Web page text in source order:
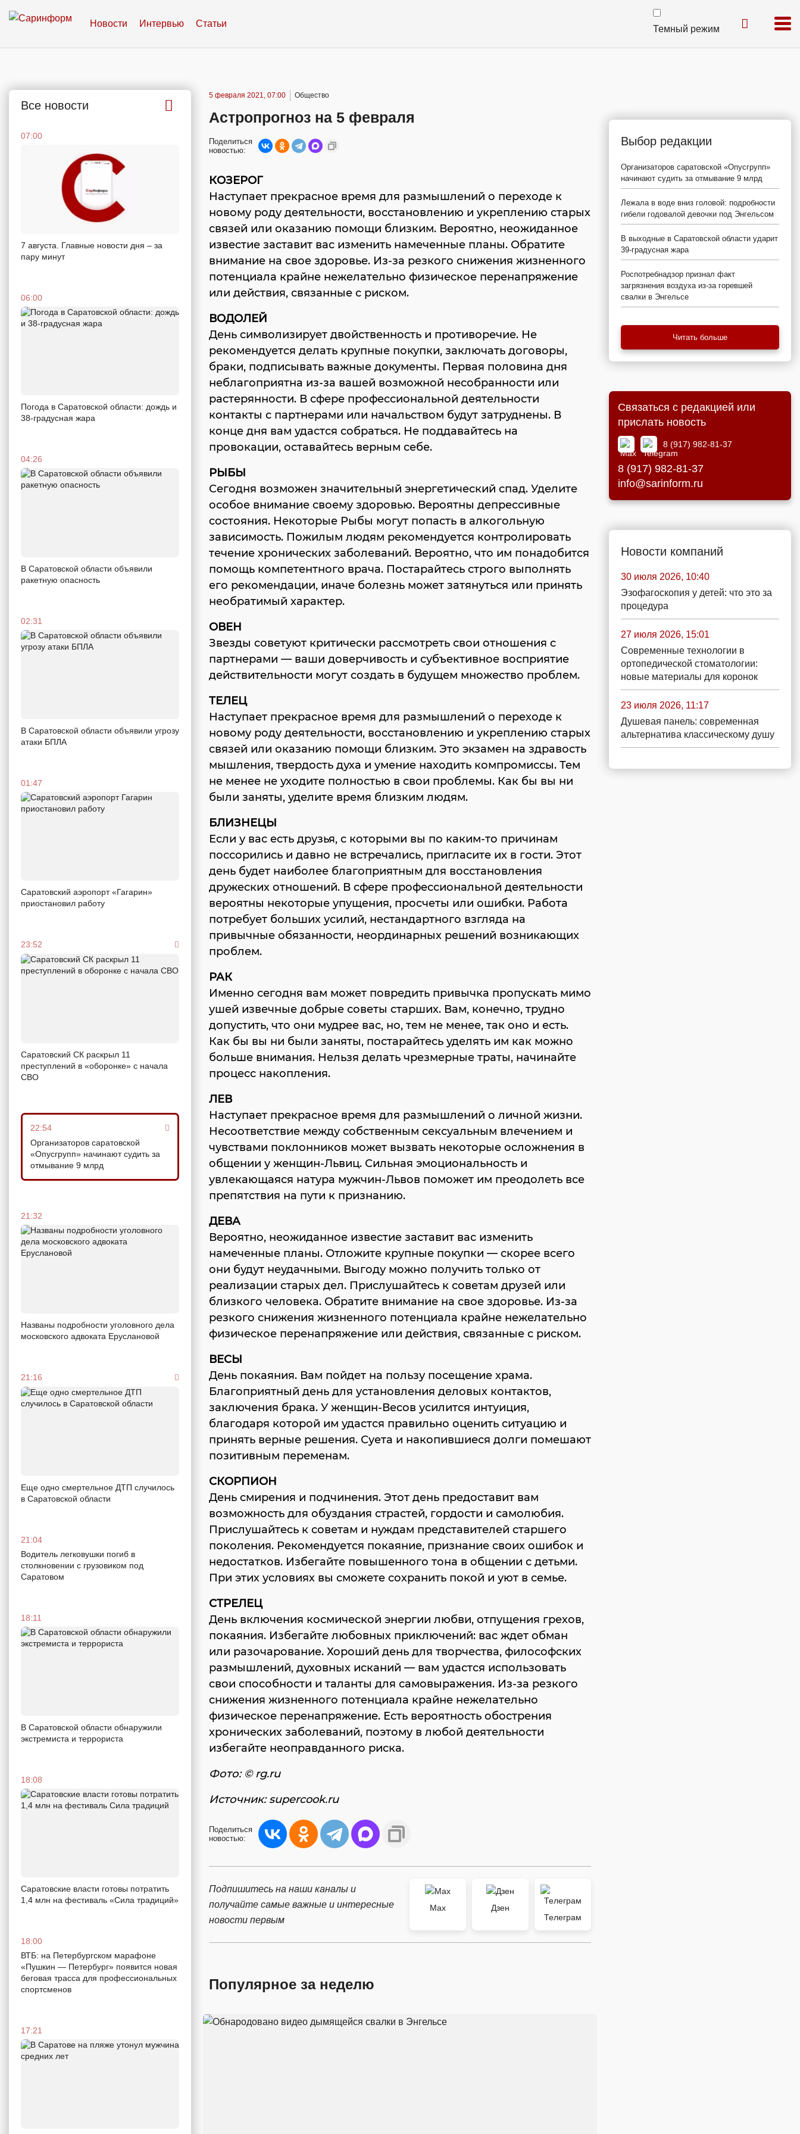
Новости Интервью Статьи
Темный режим
Все новости
07:00
7 августа. Главные новости дня – за
пару минут
06:00
Погода в Саратовской области: дождь и
38-градусная жара
04:26
В Саратовской области объявили
ракетную опасность
02:31
В Саратовской области объявили угрозу
атаки БПЛА
01:47
Саратовский аэропорт «Гагарин»
приостановил работу
23:52
Саратовский СК раскрыл 11
преступлений в «оборонке» с начала
СВО
22:54
Организаторов саратовской
«Опусгрупп» начинают судить за
отмывание 9 млрд
21:32
Названы подробности уголовного дела
московского адвоката Еруслановой
21:16
Еще одно смертельное ДТП случилось
в Саратовской области
21:04
Водитель легковушки погиб в
столкновении с грузовиком под
Саратовом
18:11
В Саратовской области обнаружили
экстремиста и террориста
18:08
Саратовские власти готовы потратить
1,4 млн на фестиваль «Сила традиций»
18:00
ВТБ: на Петербургском марафоне
«Пушкин — Петербург» появится новая
беговая трасса для профессиональных
спортсменов
17:21
5 февраля 2021, 07:00 Общество
Астропрогноз на 5 февраля
Поделиться
новостью:
КОЗЕРОГ
Наступает прекрасное время для размышлений о переходе к
новому роду деятельности, восстановлению и укреплению старых
связей или оказанию помощи близким. Вероятно, неожиданное
известие заставит вас изменить намеченные планы. Обратите
внимание на свое здоровье. Из-за резкого снижения жизненного
потенциала крайне нежелательно физическое перенапряжение
или действия, связанные с риском.
ВОДОЛЕЙ
День символизирует двойственность и противоречие. Не
рекомендуется делать крупные покупки, заключать договоры,
браки, подписывать важные документы. Первая половина дня
неблагоприятна из-за вашей возможной несобранности или
растерянности. В сфере профессиональной деятельности
контакты с партнерами или начальством будут затруднены. В
конце дня вам удастся собраться. Не поддавайтесь на
провокации, оставайтесь верным себе.
РЫБЫ
Сегодня возможен значительный энергетический спад. Уделите
особое внимание своему здоровью. Вероятны депрессивные
состояния. Некоторые Рыбы могут попасть в алкогольную
зависимость. Пожилым людям рекомендуется контролировать
течение хронических заболеваний. Вероятно, что им понадобится
помощь компетентного врача. Постарайтесь строго выполнять
его рекомендации, иначе болезнь может затянуться или принять
необратимый характер.
ОВЕН
Звезды советуют критически рассмотреть свои отношения с
партнерами — ваши доверчивость и субъективное восприятие
действительности могут создать в будущем множество проблем.
ТЕЛЕЦ
Наступает прекрасное время для размышлений о переходе к
новому роду деятельности, восстановлению и укреплению старых
связей или оказанию помощи близким. Это экзамен на здравость
мышления, твердость духа и умение находить компромиссы. Тем
не менее не уходите полностью в свои проблемы. Как бы вы ни
были заняты, уделите время близким людям.
БЛИЗНЕЦЫ
Если у вас есть друзья, с которыми вы по каким-то причинам
поссорились и давно не встречались, пригласите их в гости. Этот
день будет наиболее благоприятным для восстановления
дружеских отношений. В сфере профессиональной деятельности
вероятны некоторые упущения, просчеты или ошибки. Работа
потребует больших усилий, нестандартного взгляда на
привычные обязанности, неординарных решений возникающих
проблем.
РАК
Именно сегодня вам может повредить привычка пропускать мимо
ушей извечные добрые советы старших. Вам, конечно, трудно
допустить, что они мудрее вас, но, тем не менее, так оно и есть.
Как бы вы ни были заняты, постарайтесь уделять им как можно
больше внимания. Нельзя делать чрезмерные траты, начинайте
процесс накопления.
ЛЕВ
Наступает прекрасное время для размышлений о личной жизни.
Несоответствие между собственным сексуальным влечением и
чувствами поклонников может вызвать некоторые осложнения в
общении у женщин-Львиц. Сильная эмоциональность и
увлекающаяся натура мужчин-Львов поможет им преодолеть все
препятствия на пути к признанию.
ДЕВА
Вероятно, неожиданное известие заставит вас изменить
намеченные планы. Отложите крупные покупки — скорее всего
они будут неудачными. Выгоду можно получить только от
реализации старых дел. Прислушайтесь к советам друзей или
близкого человека. Обратите внимание на свое здоровье. Из-за
резкого снижения жизненного потенциала крайне нежелательно
физическое перенапряжение или действия, связанные с риском.
ВЕСЫ
День покаяния. Вам пойдет на пользу посещение храма.
Благоприятный день для установления деловых контактов,
заключения брака. У женщин-Весов усилится интуиция,
благодаря которой им удастся правильно оценить ситуацию и
принять верные решения. Суета и накопившиеся долги помешают
позитивным переменам.
СКОРПИОН
День смирения и подчинения. Этот день предоставит вам
возможность для обуздания страстей, гордости и самолюбия.
Прислушайтесь к советам и нуждам представителей старшего
поколения. Рекомендуется покаяние, признание своих ошибок и
недостатков. Избегайте повышенного тона в общении с детьми.
При этих условиях вы сможете сохранить покой и уют в семье.
СТРЕЛЕЦ
День включения космической энергии любви, отпущения грехов,
покаяния. Избегайте любовных приключений: вас ждет обман
или разочарование. Хороший день для творчества, философских
размышлений, духовных исканий — вам удастся использовать
свои способности и таланты для самовыражения. Из-за резкого
снижения жизненного потенциала крайне нежелательно
физическое перенапряжение. Есть вероятность обострения
хронических заболеваний, поэтому в любой деятельности
избегайте неоправданного риска.
Фото: © rg.ru
Источник: supercook.ru
Поделиться
новостью:
Подпишитесь на наши каналы и
получайте самые важные и интересные
новости первым
Max
Дзен
Телеграм
Популярное за неделю
Выбор редакции
Организаторов саратовской «Опусгрупп»
начинают судить за отмывание 9 млрд
Лежала в воде вниз головой: подробности
гибели годовалой девочки под Энгельсом
В выходные в Саратовской области ударит
39-градусная жара
Роспотребнадзор признал факт
загрязнения воздуха из-за горевшей
свалки в Энгельсе
Читать больше
Связаться с редакцией или
прислать новость
8 (917) 982-81-37
8 (917) 982-81-37
info@sarinform.ru
Новости компаний
30 июля 2026, 10:40
Эзофагоскопия у детей: что это за
процедура
27 июля 2026, 15:01
Современные технологии в
ортопедической стоматологии:
новые материалы для коронок
23 июля 2026, 11:17
Душевая панель: современная
альтернатива классическому душу